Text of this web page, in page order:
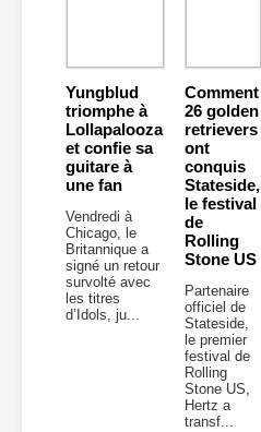
Yungblud
triomphe à
Lollapalooza
et confie sa
guitare à
une fan
Vendredi à
Chicago, le
Britannique a
signé un retour
survolté avec
les titres
d’Idols, ju...
Comment
26 golden
retrievers
ont
conquis
Stateside,
le festival
de
Rolling
Stone US
Partenaire
officiel de
Stateside,
le premier
festival de
Rolling
Stone US,
Hertz a
transf...